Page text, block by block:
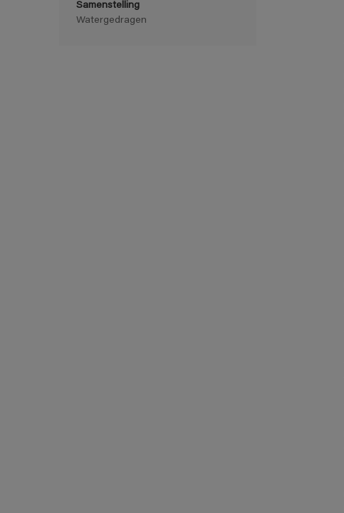
Samenstelling
Watergedragen